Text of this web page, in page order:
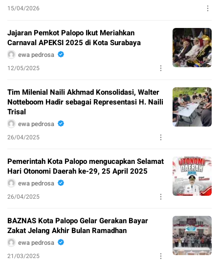
15/04/2026
Jajaran Pemkot Palopo Ikut Meriahkan
Carnaval APEKSI 2025 di Kota Surabaya
ewa pedrosa
12/05/2025
Tim Milenial Naili Akhmad Konsolidasi, Walter
Notteboom Hadir sebagai Representasi H. Naili
Trisal
ewa pedrosa
26/04/2025
Pemerintah Kota Palopo mengucapkan Selamat
Hari Otonomi Daerah ke-29, 25 April 2025
ewa pedrosa
26/04/2025
BAZNAS Kota Palopo Gelar Gerakan Bayar
Zakat Jelang Akhir Bulan Ramadhan
ewa pedrosa
21/03/2025